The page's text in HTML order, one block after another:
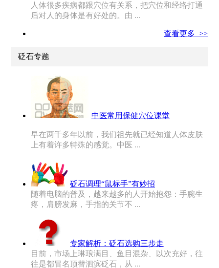
人体很多疾病都跟穴位有关系，把穴位和经络打通
后对人的身体是有好处的。由 ...
查看更多 >>
砭石专题
中医常用保健穴位课堂
早在两千多年以前，我们祖先就已经知道人体皮肤
上有着许多特殊的感觉。中医 ...
砭石调理“鼠标手”有妙招
随着电脑的普及，越来越多的人开始抱怨：手腕生
疼，肩膀发麻，手指的关节不 ...
专家解析：砭石选购三步走
目前，市场上琳琅满目、鱼目混杂、以次充好，往
往是都冒名顶替泗滨砭石，从 ...